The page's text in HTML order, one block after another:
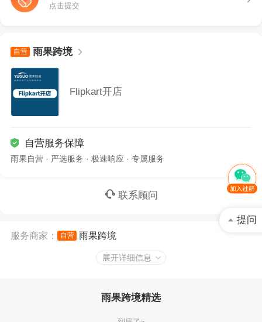
点击提交
自营 雨果跨境
Flipkart开店
自营服务保障
雨果自营 · 严选服务 · 极速响应 · 专属服务
联系顾问
服务商家： 自营 雨果跨境
Flipkart开店展开详细信息
雨果跨境精选
提问